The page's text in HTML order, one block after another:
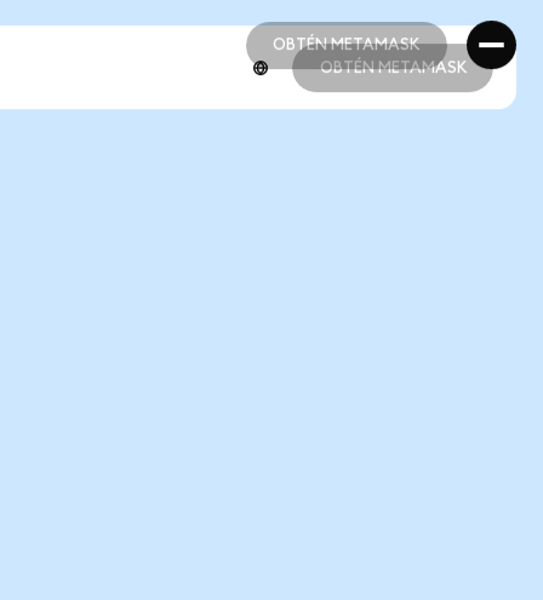
OBTÉN METAMASK
OBTÉN METAMASK
OBTÉN METAMASK